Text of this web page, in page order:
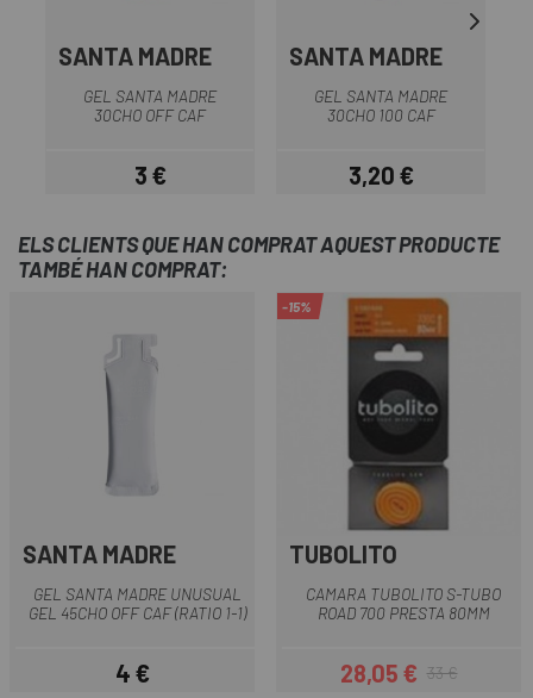
SANTA MADRE
GEL SANTA MADRE
30CHO OFF CAF
Preu
3 €
SANTA MADRE
GEL SANTA MADRE
30CHO 100 CAF
Preu
3,20 €
ELS CLIENTS QUE HAN COMPRAT AQUEST PRODUCTE
TAMBÉ HAN COMPRAT:
SANTA MADRE
GEL SANTA MADRE UNUSUAL
GEL 45CHO OFF CAF (RATIO 1-1)
Preu
4 €
-15%
TUBOLITO
CAMARA TUBOLITO S-TUBO
ROAD 700 PRESTA 80MM
Preu
28,05 €Preu regular
33 €